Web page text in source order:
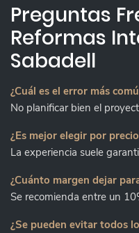
Preguntas
Reformas
Sabadell
¿Cuál es el error más
No planificar bien el
¿Es mejor elegir por
La experiencia suele
¿Cuánto margen dejar
Se recomienda entre un
¿Se pueden evitar todos